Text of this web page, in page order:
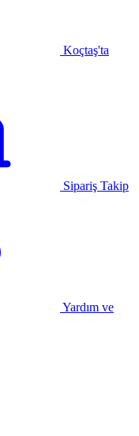
Koçtaş'ta
Sipariş Takip
Yardım ve